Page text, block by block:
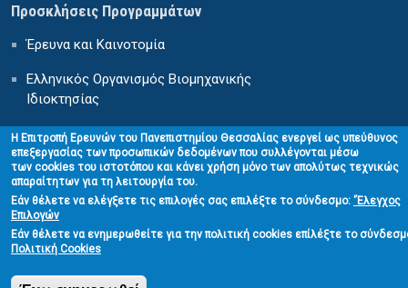
Προσκλήσεις Προγραμμάτων
Έρευνα και Καινοτομία
Ελληνικός Οργανισμός Βιομηχανικής
Ιδιοκτησίας
Κέντρο Δια Βίου Μάθησης
H Επιτροπή Ερευνών του Πανεπιστημίου Θεσσαλίας ενεργεί ως υπεύθυνος
επεξεργασίας των προσωπικών δεδομένων που συλλέγονται μέσω
των cookies του ιστοτόπου και κάνει χρήση μόνο των απολύτως τεχνικώς
απαραίτητων για τη λειτουργία του.
Εάν θέλετε να ελέγξετε τις επιλογές σας επιλέξτε το σύνδεσμο: 'Έλεγχος
Επιλογών
Εάν θέλετε να ενημερωθείτε για την πολιτική cookies επίλέξτε το
Πολιτική Cookies